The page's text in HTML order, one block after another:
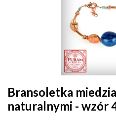
Bransoletka
naturalnymi - wzór